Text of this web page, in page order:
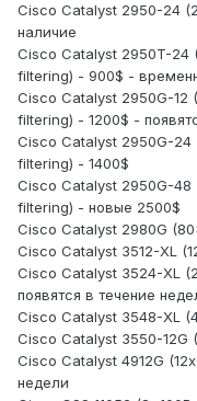
Cisco Catalyst 2950-24
наличие
Cisco Catalyst 2950T-24
filtering) - 900$ -
Cisco Catalyst 2950G-12
filtering) - 1200$ -
Cisco Catalyst 2950G-24
filtering) - 1400$
Cisco Catalyst 2950G-48
filtering) - новые 2500$
Cisco Catalyst 2980G
Cisco Catalyst 3512-XL
Cisco Catalyst 3524-XL
появятся в течение
Cisco Catalyst 3548-XL
Cisco Catalyst 3550-12G
Cisco Catalyst 4912G
недели